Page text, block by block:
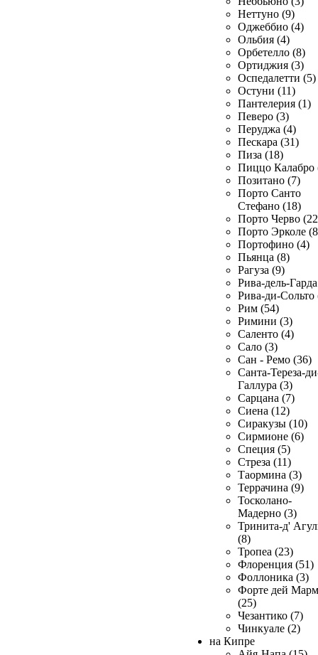
Неттуно (9)
Оджеббио (4)
Ольбия (4)
Орбетелло (8)
Ортиджия (3)
Оспедалетти (5)
Остуни (11)
Пантелерия (1)
Певеро (3)
Перуджа (4)
Пескара (31)
Пиза (18)
Пиццо Калабро
Позитано (7)
Порто Санто
Стефано (18)
Порто Черво
Порто Эрколе
Портофино (4)
Пьянца (8)
Рагуза (9)
Рива-дель-
Рива-ди-Сольто
Рим (54)
Римини (3)
Саленто (4)
Сало (3)
Сан - Ремо (36)
Санта-Тереза-
Галлура (3)
Сарцана (7)
Сиена (12)
Сиракузы (10)
Сирмионе (6)
Специя (5)
Стреза (11)
Таормина (3)
Террачина (9)
Тосколано-
Мадерно (3)
Тринита-д'
(8)
Тропеа (23)
Флоренция (51)
Фоллоника (3)
Форте дей
(25)
Чезантико (7)
Чинкуале (2)
на Кипре